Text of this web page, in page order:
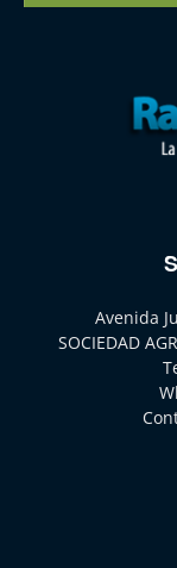
Avenida
SOCIEDAD